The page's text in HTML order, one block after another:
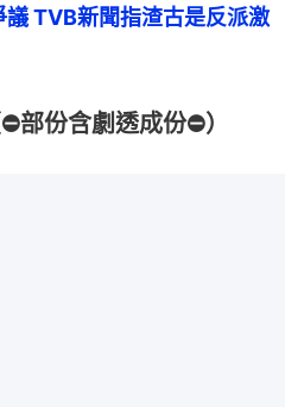
TVB新聞指渣古是反派激
部份含劇透成份⛔）